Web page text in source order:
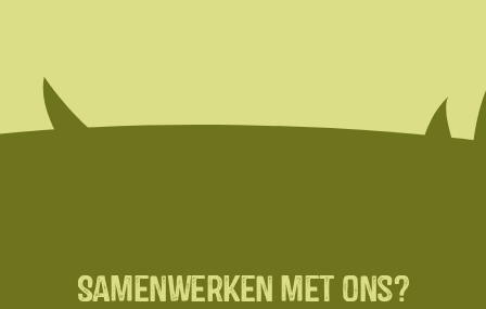
Samenwerken met ons?